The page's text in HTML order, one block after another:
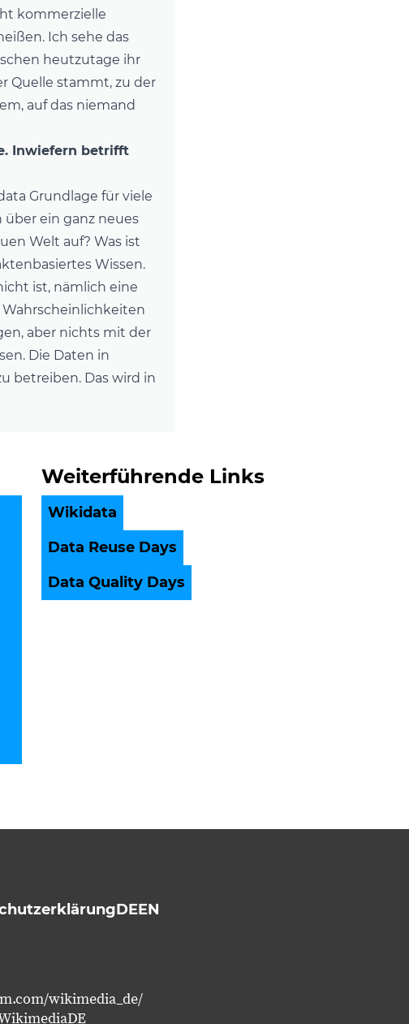
kommerzielle
Ich sehe das
heutzutage ihr
Quelle stammt, zu der
auf das niemand
Inwiefern betrifft
Grundlage für viele
ein ganz neues
Welt auf? Was ist
Wissen.
ist, nämlich eine
Wahrscheinlichkeiten
aber nichts mit der
Die Daten in
betreiben. Das wird in
Weiterführende Links
Wikidata
Data Reuse Days
Data Quality Days
DEEN
wikimedia_de/